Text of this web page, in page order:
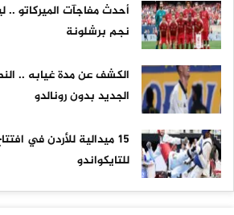
أحدث مفاجآت الميركاتو ..
نجم برشلونة
الكشف عن مدة غيابه ..
الجديد بدون رونالدو
15 ميدالية للأردن في
للتايكواندو